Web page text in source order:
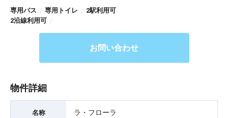
専用バス / 専用トイレ / 2駅利用可
2沿線利用可 /
お問い合わせ
物件詳細
名称 ラ・フローラ